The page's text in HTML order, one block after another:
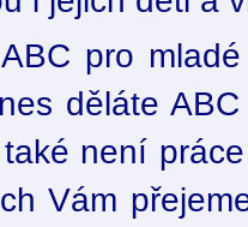
pro
děláte
není
Vám